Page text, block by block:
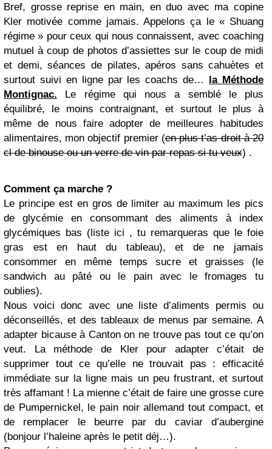
Bref, grosse reprise en main, en duo avec ma copine
Kler motivée comme jamais. Appelons ça le « Shuang
régime » pour ceux qui nous connaissent, avec coaching
mutuel à coup de photos d’assiettes sur le coup de midi
et demi, séances de pilates, apéros sans cahuètes et
surtout suivi en ligne par les coachs de… la Méthode
Montignac. Le régime qui nous a semblé le plus
équilibré, le moins contraignant, et surtout le plus à
même de nous faire adopter de meilleures habitudes
alimentaires, mon objectif premier (en plus t’as droit à 20
cl de binouse ou un verre de vin par repas si tu veux) .
Comment ça marche ?
Le principe est en gros de limiter au maximum les pics
de glycémie en consommant des aliments à index
glycémiques bas (liste ici , tu remarqueras que le foie
gras est en haut du tableau), et de ne jamais
consommer en même temps sucre et graisses (le
sandwich au pâté ou le pain avec le fromages tu
oublies).
Nous voici donc avec une liste d’aliments permis ou
déconseillés, et des tableaux de menus par semaine. A
adapter bicause à Canton on ne trouve pas tout ce qu’on
veut. La méthode de Kler pour adapter c’était de
supprimer tout ce qu’elle ne trouvait pas : efficacité
immédiate sur la ligne mais un peu frustrant, et surtout
très affamant ! La mienne c’était de faire une grosse cure
de Pumpernickel, le pain noir allemand tout compact, et
de remplacer le beurre par du caviar d’aubergine
(bonjour l’haleine après le petit déj…).